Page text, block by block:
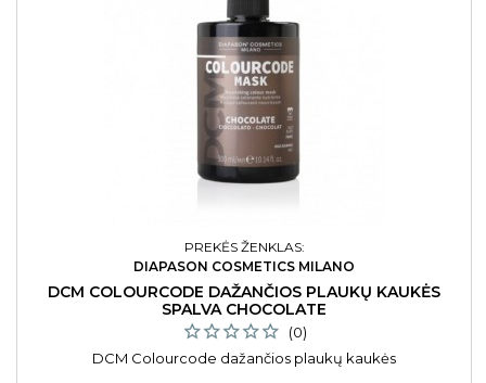
PREKĖS ŽENKLAS:
DIAPASON COSMETICS MILANO
DCM COLOURCODE DAŽANČIOS PLAUKŲ KAUKĖS
SPALVA CHOCOLATE
(0)
DCM Colourcode dažančios plaukų kaukės